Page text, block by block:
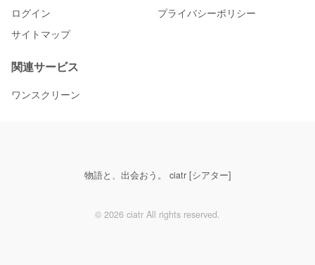
ログイン
プライバシーポリシー
サイトマップ
関連サービス
ワンスクリーン
物語と、出会おう。 ciatr [シアター]
© 2026 ciatr All rights reserved.